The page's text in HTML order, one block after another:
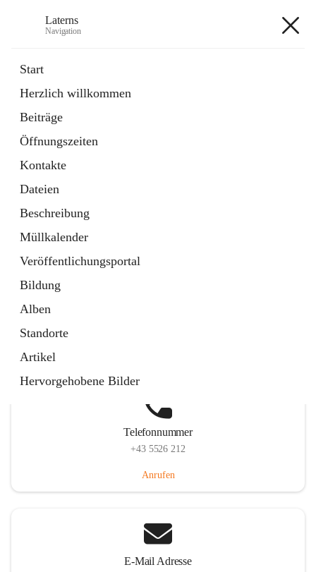
Laterns
Navigation
Start
Herzlich willkommen
Beiträge
Öffnungszeiten
Kontakte
Dateien
Beschreibung
Müllkalender
Veröffentlichungsportal
Bildung
Alben
Standorte
Artikel
Hervorgehobene Bilder
11 Schnellzugriffe
Soziales
1 Schnellzugriff
Telefonnummer
+43 5526 212
Anrufen
E-Mail Adresse